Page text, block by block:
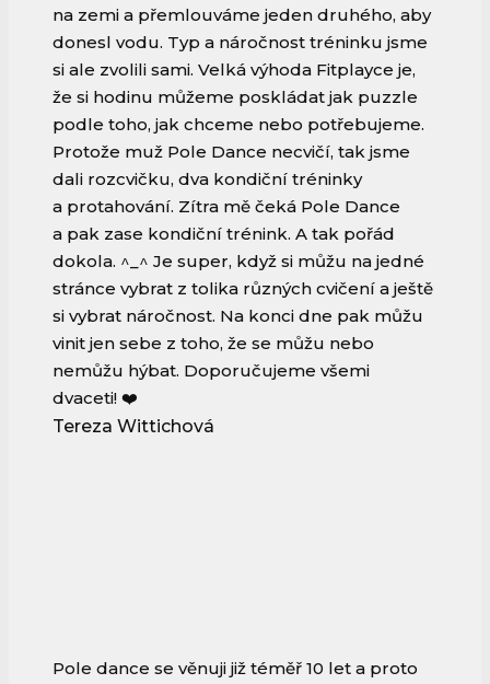
na zemi a přemlouváme jeden druhého, aby
donesl vodu. Typ a náročnost tréninku jsme
si ale zvolili sami. Velká výhoda Fitplayce je,
že si hodinu můžeme poskládat jak puzzle
podle toho, jak chceme nebo potřebujeme.
Protože muž Pole Dance necvičí, tak jsme
dali rozcvičku, dva kondiční tréninky
a protahování. Zítra mě čeká Pole Dance
a pak zase kondiční trénink. A tak pořád
dokola. ^_^ Je super, když si můžu na jedné
stránce vybrat z tolika různých cvičení a ještě
si vybrat náročnost. Na konci dne pak můžu
vinit jen sebe z toho, že se můžu nebo
nemůžu hýbat. Doporučujeme všemi
dvaceti! ❤️
Tereza Wittichová
Pole dance se věnuji již téměř 10 let a proto